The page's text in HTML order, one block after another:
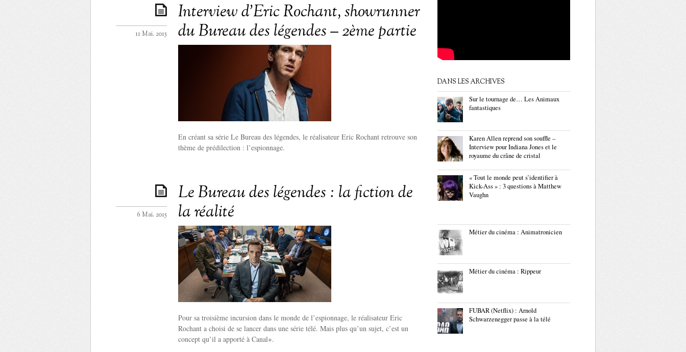
Interview d’Eric Rochant, showrunner
du Bureau des légendes – 2ème partie
11 Mai. 2015
En créant sa série Le Bureau des légendes, le réalisateur Eric Rochant retrouve son
thème de prédilection : l’espionnage.
Le Bureau des légendes : la fiction de
la réalité
6 Mai. 2015
Pour sa troisième incursion dans le monde de l’espionnage, le réalisateur Eric
Rochant a choisi de se lancer dans une série télé. Mais plus qu’un sujet, c’est un
concept qu’il a apporté à Canal+.
DANS LES ARCHIVES
Sur le tournage de… Les Animaux
fantastiques
Karen Allen reprend son souffle –
Interview pour Indiana Jones et le
royaume du crâne de cristal
« Tout le monde peut s’identifier à
Kick-Ass » : 3 questions à Matthew
Vaughn
Métier du cinéma : Animatronicien
Métier du cinéma : Rippeur
FUBAR (Netflix) : Arnold
Schwarzenegger passe à la télé